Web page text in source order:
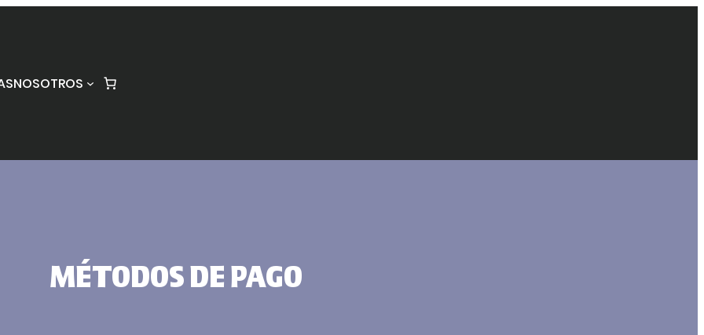
NOSOTROS
MÉTODOS DE PAGO